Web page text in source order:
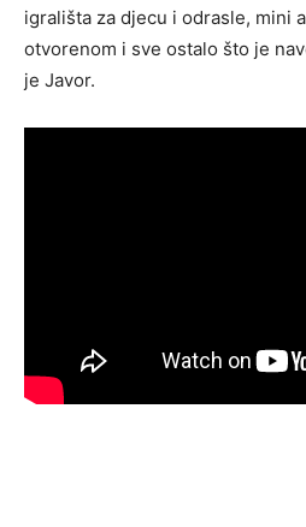
igrališta za djecu i odrasle, mini
otvorenom i sve ostalo što je
je Javor.